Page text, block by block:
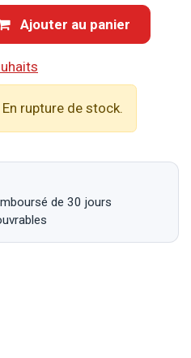
Ajouter au panier
En rupture de stock.
de 30 jours